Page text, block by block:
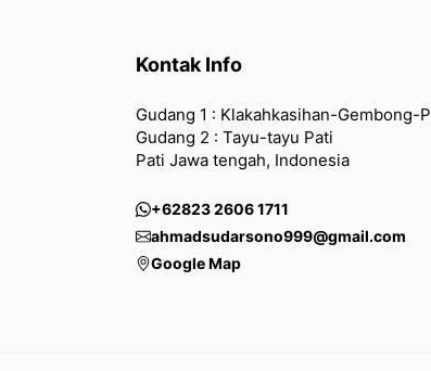
Kontak Info
Gudang 1 : Klakahkasihan-Gembong-
Gudang 2 : Tayu-tayu Pati
Pati Jawa tengah, Indonesia
+62823 2606 1711
ahmadsudarsono999@gmail.com
Google Map